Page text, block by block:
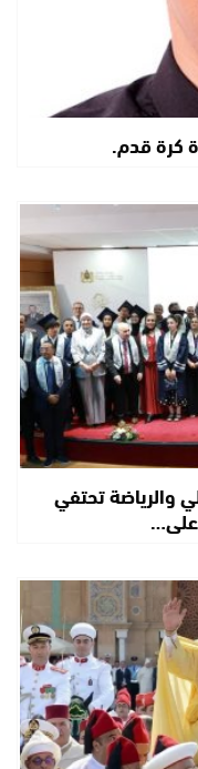
كرة قدم.
والرياضة تحتفي
على…